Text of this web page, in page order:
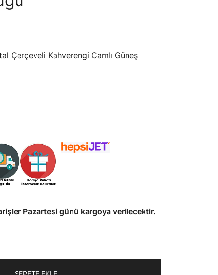
Çerçeveli Kahverengi Camlı Güneş
Pazartesi günü kargoya verilecektir.
SEPETE EKLE